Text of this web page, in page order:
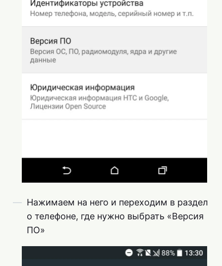
Нажимаем на него и переходим в раздел
о телефоне, где нужно выбрать «Версия
ПО»